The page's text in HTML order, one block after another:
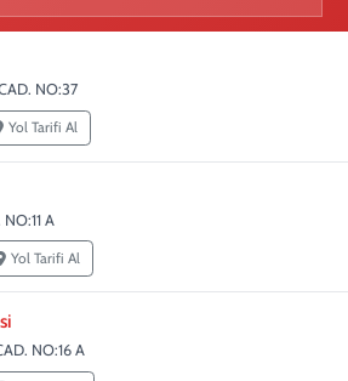
NO:37
Yol Tarifi Al
A
Yol Tarifi Al
NO:16 A